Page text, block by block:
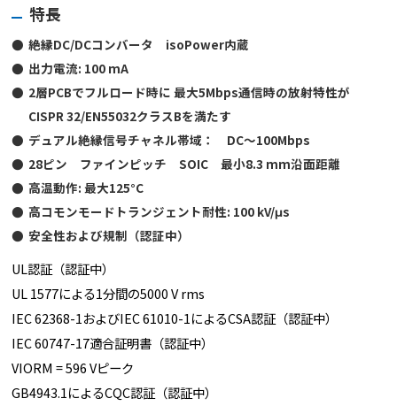
特長
絶縁DC/DCコンバータ isoPower内蔵
出力電流: 100 mA
2層PCBでフルロード時に 最大5Mbps通信時の放射特性が
CISPR 32/EN55032クラスBを満たす
デュアル絶縁信号チャネル帯域： DC～100Mbps
28ピン ファインピッチ SOIC 最小8.3 mm沿面距離
高温動作: 最大125°C
高コモンモードトランジェント耐性: 100 kV/μs
安全性および規制（認証中）
UL認証（認証中）
UL 1577による1分間の5000 V rms
IEC 62368-1およびIEC 61010-1によるCSA認証（認証中）
IEC 60747-17適合証明書（認証中）
VIORM = 596 Vピーク
GB4943.1によるCQC認証（認証中）